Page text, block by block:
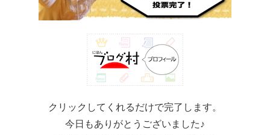
クリックしてくれるだけで完了します。
今日もありがとうございました♪